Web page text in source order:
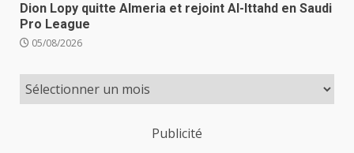
Dion Lopy quitte Almeria et rejoint Al-Ittahd en Saudi
Pro League
05/08/2026
Publicité